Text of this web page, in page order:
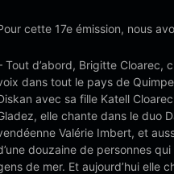
cette 17e émission, nous
Tout d’abord, Brigitte Cloarec,
dans tout le pays de
avec sa fille Katell
elle chante dans le duo
Valérie Imbert, et
douzaine de personnes
de mer. Et aujourd’hui elle